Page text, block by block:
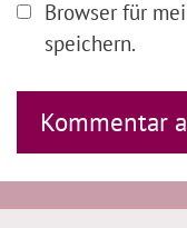
Browser für
speichern.